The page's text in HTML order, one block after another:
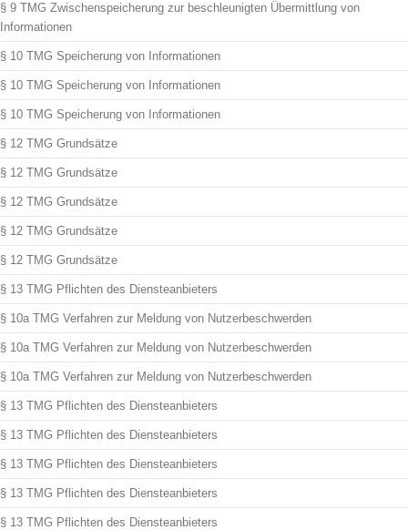
§ 9 TMG Zwischenspeicherung zur beschleunigten Übermittlung von
Informationen
§ 10 TMG Speicherung von Informationen
§ 10 TMG Speicherung von Informationen
§ 10 TMG Speicherung von Informationen
§ 12 TMG Grundsätze
§ 12 TMG Grundsätze
§ 12 TMG Grundsätze
§ 12 TMG Grundsätze
§ 12 TMG Grundsätze
§ 13 TMG Pflichten des Diensteanbieters
§ 10a TMG Verfahren zur Meldung von Nutzerbeschwerden
§ 10a TMG Verfahren zur Meldung von Nutzerbeschwerden
§ 10a TMG Verfahren zur Meldung von Nutzerbeschwerden
§ 13 TMG Pflichten des Diensteanbieters
§ 13 TMG Pflichten des Diensteanbieters
§ 13 TMG Pflichten des Diensteanbieters
§ 13 TMG Pflichten des Diensteanbieters
§ 13 TMG Pflichten des Diensteanbieters